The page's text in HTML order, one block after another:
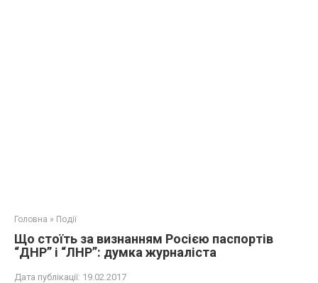
Головна » Події
Що стоїть за визнанням Росією паспортів
“ДНР” і “ЛНР”: думка журналіста
Дата публікації: 19.02.2017